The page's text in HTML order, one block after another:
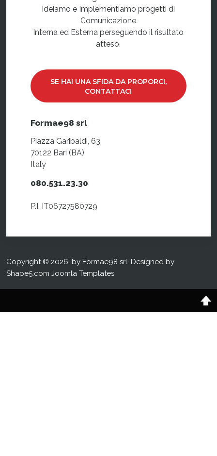
Ideiamo e Implementiamo progetti di
Comunicazione
Interna ed Esterna perseguendo il risultato
atteso.
SE HAI UNA SFIDA DA PROPORCI,
CONTATTACI
Formae98 srl
Piazza Garibaldi, 63
70122 Bari (BA)
Italy
080.531.23.30
P.I. IT06727580729
Copyright © 2026. by Formae98 srl. Designed by
Shape5.comJoomla Templates